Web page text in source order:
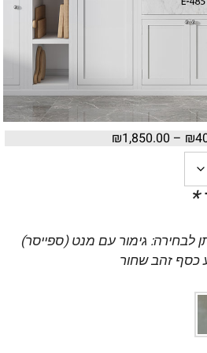
₪
–
₪1,850.00
*
לבחירה: גימור עם מנט (ספייסר)
כסף זהב שחור